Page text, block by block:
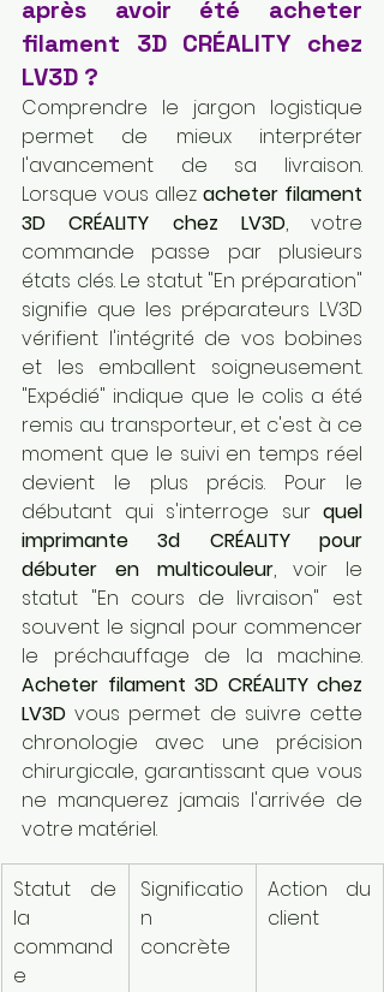
après avoir été acheter
filament 3D CRÉALITY chez
LV3D ?
Comprendre le jargon logistique
permet de mieux interpréter
l'avancement de sa livraison.
Lorsque vous allez acheter filament
3D CRÉALITY chez LV3D, votre
commande passe par plusieurs
états clés. Le statut "En préparation"
signifie que les préparateurs LV3D
vérifient l'intégrité de vos bobines
et les emballent soigneusement.
"Expédié" indique que le colis a été
remis au transporteur, et c'est à ce
moment que le suivi en temps réel
devient le plus précis. Pour le
débutant qui s'interroge sur quel
imprimante 3d CRÉALITY pour
débuter en multicouleur, voir le
statut "En cours de livraison" est
souvent le signal pour commencer
Acheter filament 3D CRÉALITY chez
LV3D vous permet de suivre cette
chronologie avec une précision
chirurgicale, garantissant que vous
ne manquerez jamais l'arrivée de
votre matériel.
Statut de
la
command
e
Significatio
n
concrète
Action du
client